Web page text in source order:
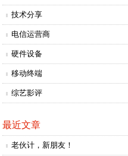
技术分享
电信运营商
硬件设备
移动终端
综艺影评
最近文章
老伙计，新朋友！